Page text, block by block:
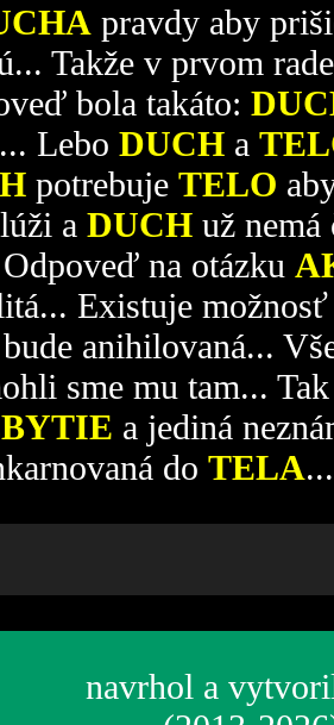
pravdy aby
Takže v prvom
bola takáto:
Lebo DUCH a
potrebuje TELO
a DUCH už
na otázku
Existuje možnosť
anihilovaná...
sme mu tam...
a jediná
do TELA...
navrhol a